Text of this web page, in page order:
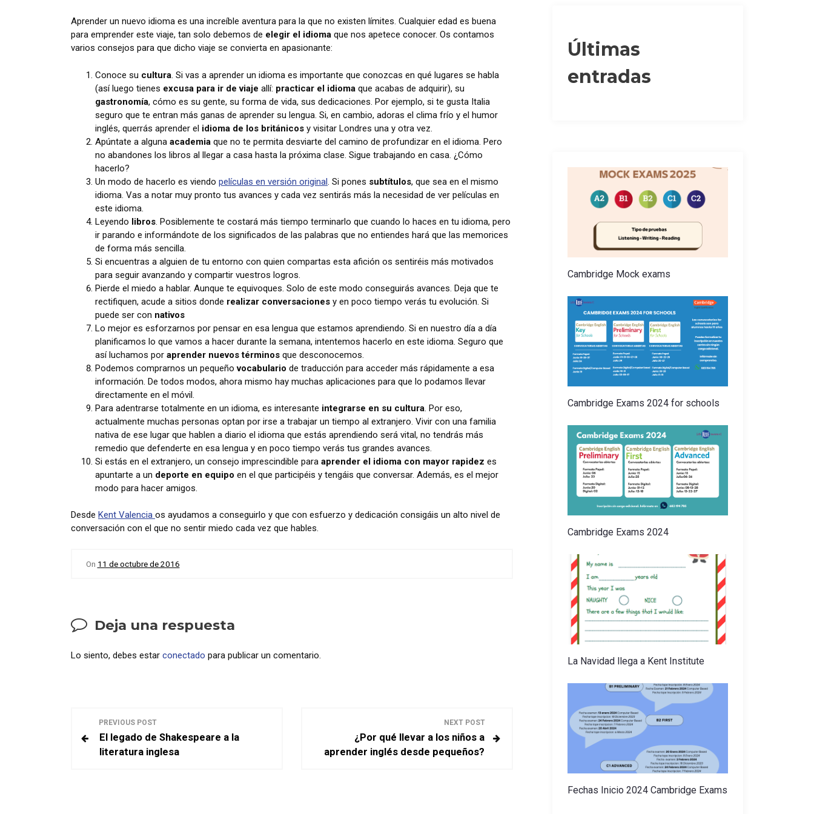
Aprender un nuevo idioma es una increíble aventura para la que no existen límites. Cualquier edad es buena
para emprender este viaje, tan solo debemos de elegir el idioma que nos apetece conocer. Os contamos
varios consejos para que dicho viaje se convierta en apasionante:
Conoce su cultura . Si vas a aprender un idioma es importante que conozcas en qué lugares se habla
(así luego tienes excusa para ir de viaje allí: practicar el idioma que acabas de adquirir), su
gastronomía, cómo es su gente, su forma de vida, sus dedicaciones. Por ejemplo, si te gusta Italia
seguro que te entran más ganas de aprender su lengua. Si, en cambio, adoras el clima frío y el humor
inglés, querrás aprender el idioma de los británicos y visitar Londres una y otra vez.
Apúntate a alguna academia que no te permita desviarte del camino de profundizar en el idioma. Pero
no abandones los libros al llegar a casa hasta la próxima clase. Sigue trabajando en casa. ¿Cómo
hacerlo?
Un modo de hacerlo es viendo películas en versión original . Si pones subtítulos, que sea en el mismo
idioma. Vas a notar muy pronto tus avances y cada vez sentirás más la necesidad de ver películas en
este idioma.
Leyendo libros . Posiblemente te costará más tiempo terminarlo que cuando lo haces en tu idioma, pero
ir parando e informándote de los significados de las palabras que no entiendes hará que las memorices
de forma más sencilla.
Si encuentras a alguien de tu entorno con quien compartas esta afición os sentiréis más motivados
para seguir avanzando y compartir vuestros logros.
Pierde el miedo a hablar. Aunque te equivoques. Solo de este modo conseguirás avances. Deja que te
rectifiquen, acude a sitios donde realizar conversaciones y en poco tiempo verás tu evolución. Si
puede ser con nativos
Lo mejor es esforzarnos por pensar en esa lengua que estamos aprendiendo. Si en nuestro día a día
planificamos lo que vamos a hacer durante la semana, intentemos hacerlo en este idioma. Seguro que
así luchamos por aprender nuevos términos que desconocemos.
Podemos comprarnos un pequeñovocabulario de traducción para acceder más rápidamente a esa
información. De todos modos, ahora mismo hay muchas aplicaciones para que lo podamos llevar
directamente en el móvil.
Para adentrarse totalmente en un idioma, es interesante integrarse en su cultura . Por eso,
actualmente muchas personas optan por irse a trabajar un tiempo al extranjero. Vivir con una familia
nativa de ese lugar que hablen a diario el idioma que estás aprendiendo será vital, no tendrás más
remedio que defenderte en esa lengua y en poco tiempo verás tus grandes avances.
Si estás en el extranjero, un consejo imprescindible para aprender el idioma con mayor rapidez es
apuntarte a un deporte en equipo en el que participéis y tengáis que conversar. Además, es el mejor
modo para hacer amigos.
Desde Kent Valencia os ayudamos a conseguirlo y que con esfuerzo y dedicación consigáis un alto nivel de
conversación con el que no sentir miedo cada vez que hables.
On 11 de octubre de 2016
Deja una respuesta
Lo siento, debes estar conectado para publicar un comentario.
PREVIOUS POST
El legado de Shakespeare a la
literatura inglesa
NEXT POST
¿Por qué llevar a los niños a
aprender inglés desde pequeños?
Últimas
entradas
Cambridge Mock exams
Cambridge Exams 2024 for schools
Cambridge Exams 2024
La Navidad llega a Kent Institute
Fechas Inicio 2024 Cambridge Exams